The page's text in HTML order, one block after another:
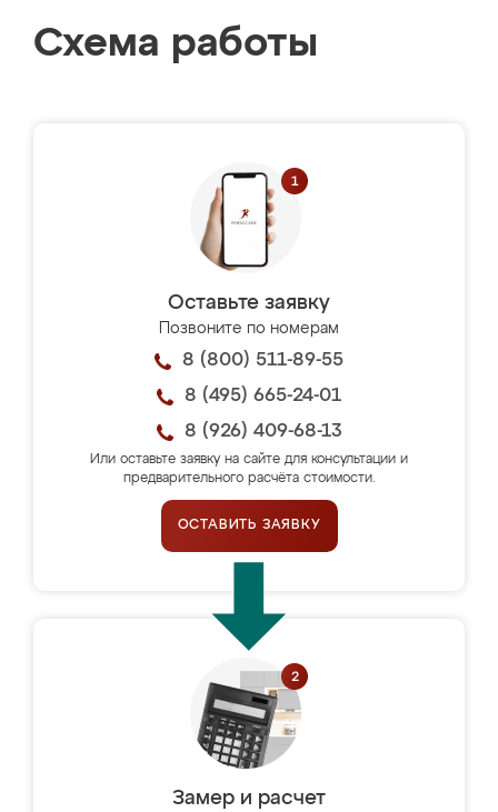
Схема работы
Оставьте заявку
Позвоните по номерам
8 (800) 511-89-55
8 (495) 665-24-01
8 (926) 409-68-13
Или оставьте заявку на сайте для консультации и
предварительного расчёта стоимости.
ОСТАВИТЬ ЗАЯВКУ
Замер и расчет